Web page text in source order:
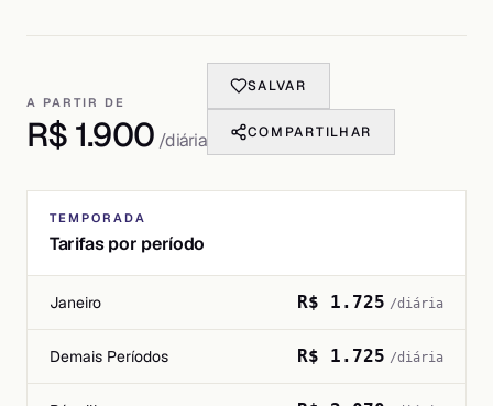
A PARTIR DE
R$ 1.900 /diária
SALVAR
COMPARTILHAR
TEMPORADA
Tarifas por período
Janeiro R$ 1.725 /diária
Demais Períodos R$ 1.725 /diária